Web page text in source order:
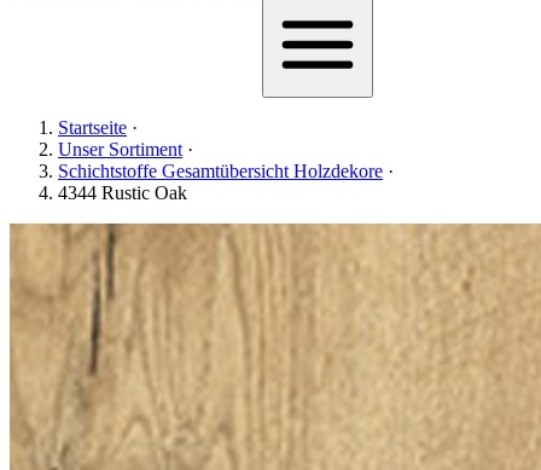
Startseite ·
Unser Sortiment ·
Schichtstoffe Gesamtübersicht Holzdekore ·
4344 Rustic Oak